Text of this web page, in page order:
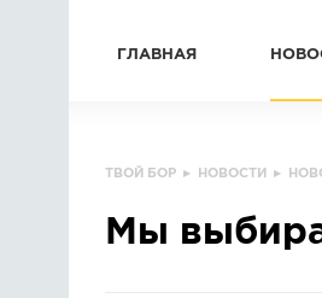
ГЛАВНАЯ
ТВОЙ БОР ▸ НОВОСТИ ▸
Мы